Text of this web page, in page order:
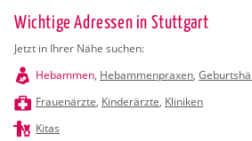
Wichtige Adressen in Stuttgart
Jetzt in Ihrer Nähe suchen:
Hebammen, Hebammenpraxen,
Frauenärzte, Kinderärzte, Kliniken
Kitas